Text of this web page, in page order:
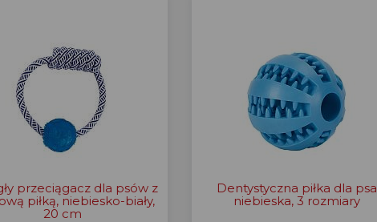
przeciągacz dla psów z
piłką, niebiesko-biały,
20 cm
Dentystyczna piłka dla psa
niebieska, 3 rozmiary